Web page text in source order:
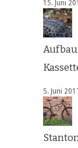
15. Juni
5. Juni